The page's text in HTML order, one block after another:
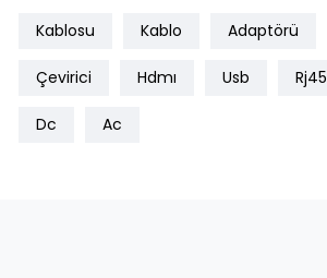
Kablosu Kablo Adaptörü
Çevirici Hdmı Usb Rj45
Dc Ac